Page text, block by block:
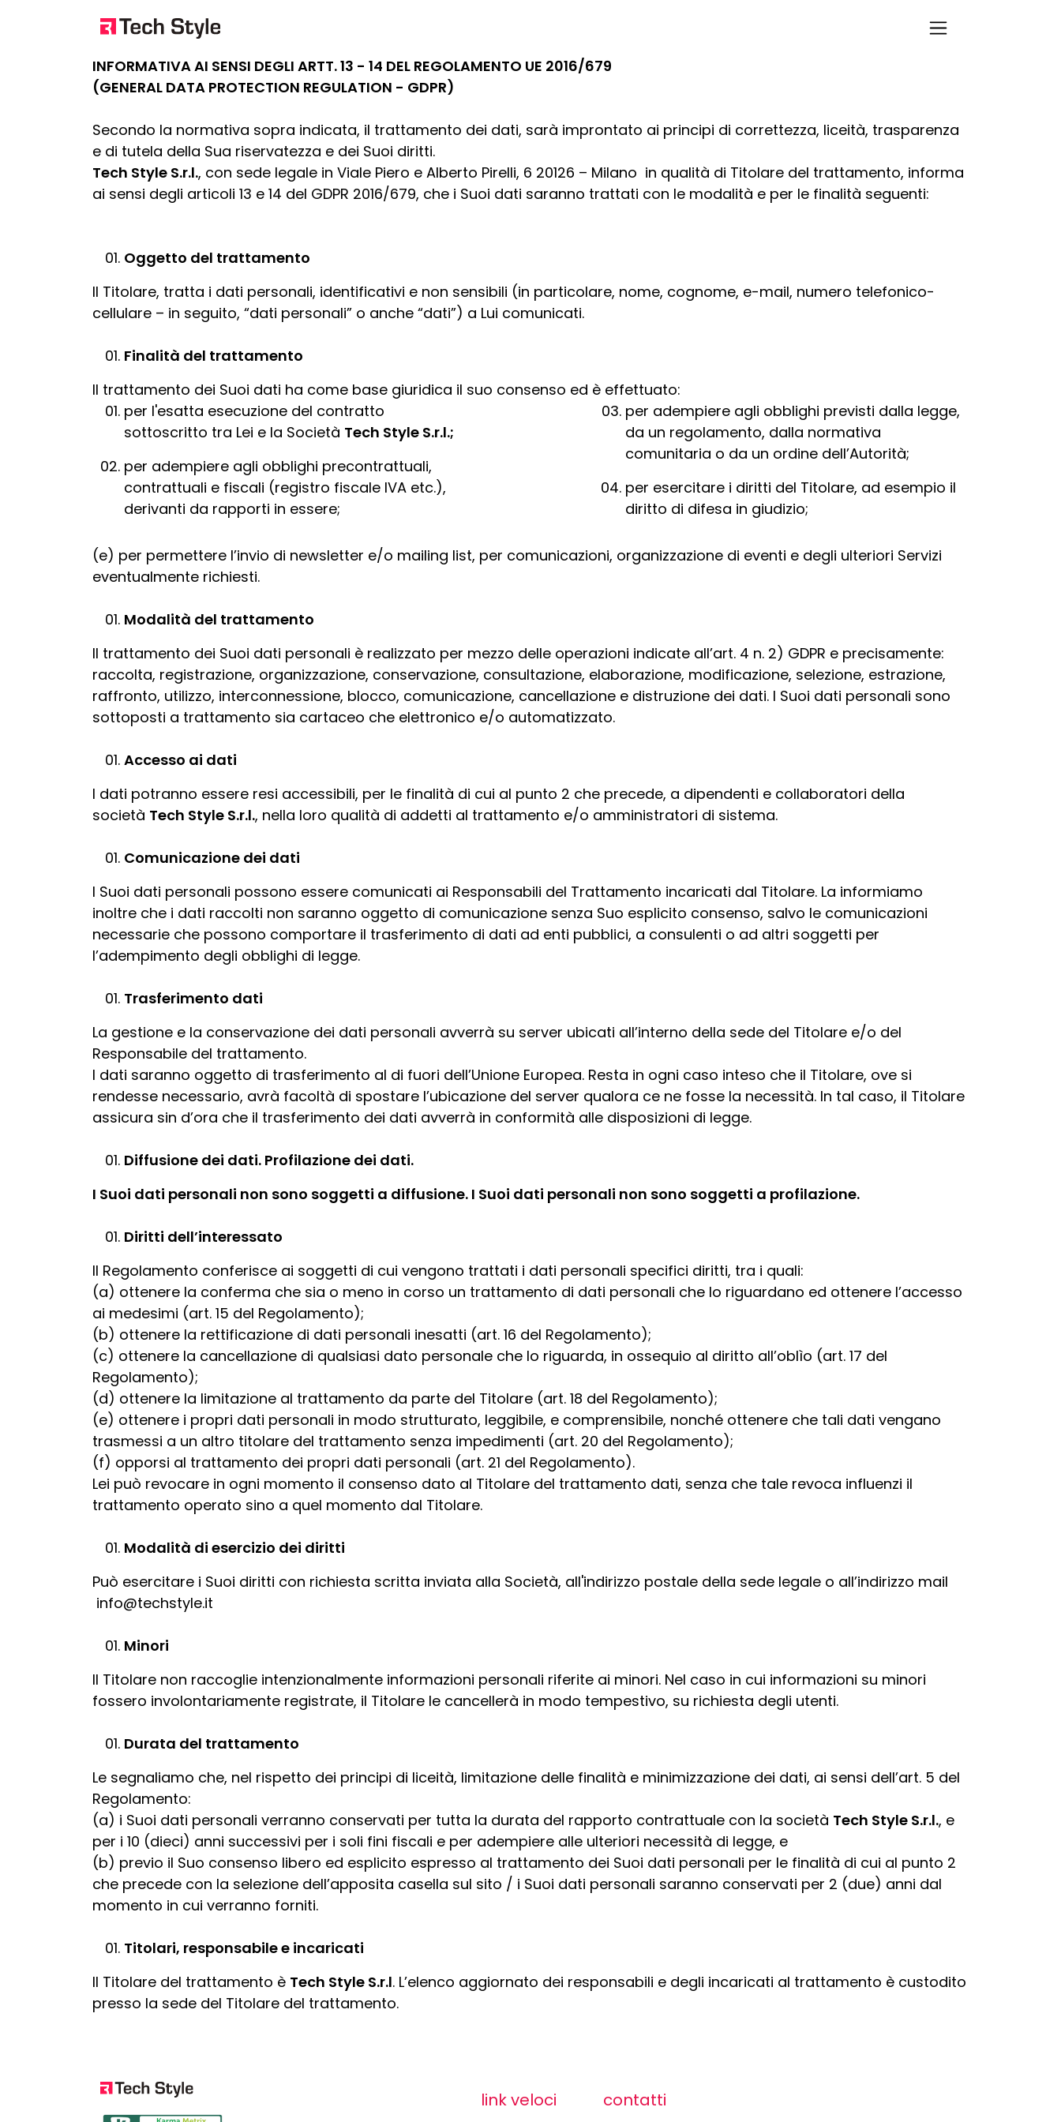
INFORMATIVA AI SENSI DEGLI ARTT. 13 - 14 DEL REGOLAMENTO UE 2016/679
(GENERAL DATA PROTECTION REGULATION - GDPR)
Secondo la normativa sopra indicata, il trattamento dei dati, sarà improntato ai principi di correttezza, liceità, trasparenza
e di tutela della Sua riservatezza e dei Suoi diritti.
Tech Style S.r.l., con sede legale in Viale Piero e Alberto Pirelli, 6 20126 – Milano ​​​​ in qualità di Titolare del trattamento, informa
ai sensi degli articoli 13 e 14 del GDPR 2016/679, che i Suoi dati saranno trattati con le modalità e per le finalità seguenti:
Oggetto del trattamento
Il Titolare, tratta i dati personali, identificativi e non sensibili (in particolare, nome, cognome, e-mail, numero telefonico-
cellulare – in seguito, “dati personali” o anche “dati”) a Lui comunicati.
Finalità del trattamento
Il trattamento dei Suoi dati ha come base giuridica il suo consenso ed è effettuato:
per l'esatta esecuzione del contratto
sottoscritto tra Lei e la Società Tech Style S.r.l.;
per adempiere agli obblighi precontrattuali,
contrattuali e fiscali (registro fiscale IVA etc.),
derivanti da rapporti in essere;
per adempiere agli obblighi previsti dalla legge,
da un regolamento, dalla normativa
comunitaria o da un ordine dell’Autorità;
per esercitare i diritti del Titolare, ad esempio il
diritto di difesa in giudizio;
(e) per permettere l’invio di newsletter e/o mailing list, per comunicazioni, organizzazione di eventi e degli ulteriori Servizi
eventualmente richiesti.
Modalità del trattamento
Il trattamento dei Suoi dati personali è realizzato per mezzo delle operazioni indicate all’art. 4 n. 2) GDPR e precisamente:
raccolta, registrazione, organizzazione, conservazione, consultazione, elaborazione, modificazione, selezione, estrazione,
raffronto, utilizzo, interconnessione, blocco, comunicazione, cancellazione e distruzione dei dati. I Suoi dati personali sono
sottoposti a trattamento sia cartaceo che elettronico e/o automatizzato.
Accesso ai dati
I dati potranno essere resi accessibili, per le finalità di cui al punto 2 che precede, a dipendenti e collaboratori della
società Tech Style S.r.l., nella loro qualità di addetti al trattamento e/o amministratori di sistema.
Comunicazione dei dati
I Suoi dati personali possono essere comunicati ai Responsabili del Trattamento incaricati dal Titolare. La informiamo
inoltre che i dati raccolti non saranno oggetto di comunicazione senza Suo esplicito consenso, salvo le comunicazioni
necessarie che possono comportare il trasferimento di dati ad enti pubblici, a consulenti o ad altri soggetti per
l’adempimento degli obblighi di legge.
Trasferimento dati
La gestione e la conservazione dei dati personali avverrà su server ubicati all’interno della sede del Titolare e/o del
Responsabile del trattamento.
I dati saranno oggetto di trasferimento al di fuori dell’Unione Europea. Resta in ogni caso inteso che il Titolare, ove si
rendesse necessario, avrà facoltà di spostare l’ubicazione del server qualora ce ne fosse la necessità. In tal caso, il Titolare
assicura sin d’ora che il trasferimento dei dati avverrà in conformità alle disposizioni di legge.
Diffusione dei dati. Profilazione dei dati.
I Suoi dati personali non sono soggetti a diffusione. I Suoi dati personali non sono soggetti a profilazione.
Diritti dell’interessato
Il Regolamento conferisce ai soggetti di cui vengono trattati i dati personali specifici diritti, tra i quali:
(a) ottenere la conferma che sia o meno in corso un trattamento di dati personali che lo riguardano ed ottenere l’accesso
ai medesimi (art. 15 del Regolamento);
(b) ottenere la rettificazione di dati personali inesatti (art. 16 del Regolamento);
(c) ottenere la cancellazione di qualsiasi dato personale che lo riguarda, in ossequio al diritto all’oblìo (art. 17 del
Regolamento);
(d) ottenere la limitazione al trattamento da parte del Titolare (art. 18 del Regolamento);
(e) ottenere i propri dati personali in modo strutturato, leggibile, e comprensibile, nonché ottenere che tali dati vengano
trasmessi a un altro titolare del trattamento senza impedimenti (art. 20 del Regolamento);
(f) opporsi al trattamento dei propri dati personali (art. 21 del Regolamento).
Lei può revocare in ogni momento il consenso dato al Titolare del trattamento dati, senza che tale revoca influenzi il
trattamento operato sino a quel momento dal Titolare.
Modalità di esercizio dei diritti
Può esercitare i Suoi diritti con richiesta scritta inviata alla Società, all'indirizzo postale della sede legale o all’indirizzo mail
info@techstyle.it
Minori
Il Titolare non raccoglie intenzionalmente informazioni personali riferite ai minori. Nel caso in cui informazioni su minori
fossero involontariamente registrate, il Titolare le cancellerà in modo tempestivo, su richiesta degli utenti.
Durata del trattamento
Le segnaliamo che, nel rispetto dei principi di liceità, limitazione delle finalità e minimizzazione dei dati, ai sensi dell’art. 5 del
Regolamento:
(a) i Suoi dati personali verranno conservati per tutta la durata del rapporto contrattuale con la società Tech Style S.r.l., e
per i 10 (dieci) anni successivi per i soli fini fiscali e per adempiere alle ulteriori necessità di legge, e
(b) previo il Suo consenso libero ed esplicito espresso al trattamento dei Suoi dati personali per le finalità di cui al punto 2
che precede con la selezione dell’apposita casella sul sito / i Suoi dati personali saranno conservati per 2 (due) anni dal
momento in cui verranno forniti.
Titolari, responsabile e incaricati
Il Titolare del trattamento è Tech Style S.r.l. L’elenco aggiornato dei responsabili e degli incaricati al trattamento è custodito
presso la sede del Titolare del trattamento.
link veloci contatti